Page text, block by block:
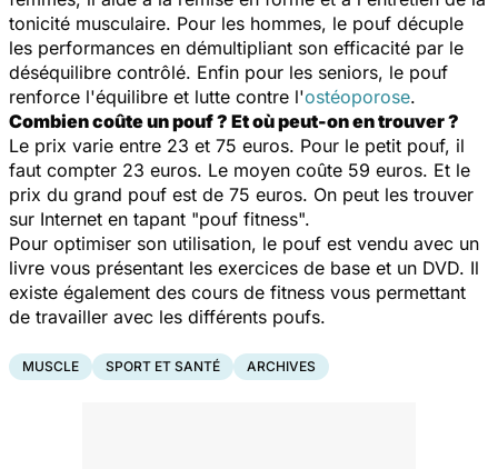
tonicité musculaire. Pour les hommes, le pouf décuple
les performances en démultipliant son efficacité par le
déséquilibre contrôlé. Enfin pour les seniors, le pouf
renforce l'équilibre et lutte contre l'ostéoporose.
Combien coûte un pouf ? Et où peut-on en trouver ?
Le prix varie entre 23 et 75 euros. Pour le petit pouf, il
faut compter 23 euros. Le moyen coûte 59 euros. Et le
prix du grand pouf est de 75 euros. On peut les trouver
sur Internet en tapant "pouf fitness".
Pour optimiser son utilisation, le pouf est vendu avec un
livre vous présentant les exercices de base et un DVD. Il
existe également des cours de fitness vous permettant
de travailler avec les différents poufs.
MUSCLE SPORT ET SANTÉ ARCHIVES